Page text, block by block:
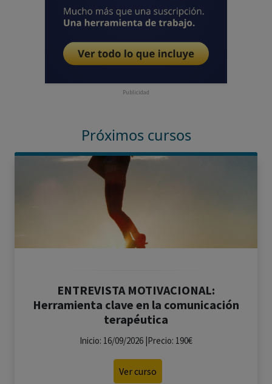
Publicidad
Próximos cursos
ENTREVISTA MOTIVACIONAL:
Herramienta clave en la comunicación
terapéutica
Inicio: 16/09/2026 |Precio: 190€
Ver curso